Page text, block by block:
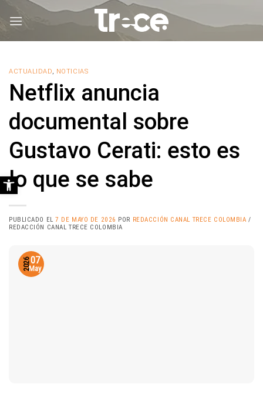
ACTUALIDAD, NOTICIAS
Netflix anuncia
documental sobre
Gustavo Cerati: esto es
lo que se sabe
PUBLICADO EL7 DE MAYO DE 2026 POR REDACCIÓN CANAL TRECE COLOMBIA /
REDACCIÓN CANAL TRECE COLOMBIA
07
May
2026
Abrir barra de herramientas